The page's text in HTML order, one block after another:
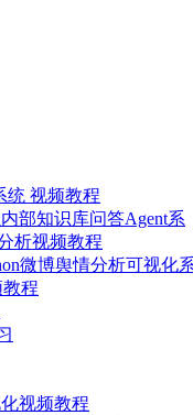
统 视频教程
部知识库问答Agent系
析视频教程
微博舆情分析可视化
教程
视频教程